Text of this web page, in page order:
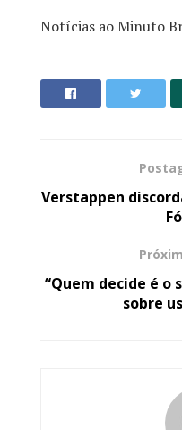
Notícias ao Minuto
Verstappen
“Quem decide é o
sobre